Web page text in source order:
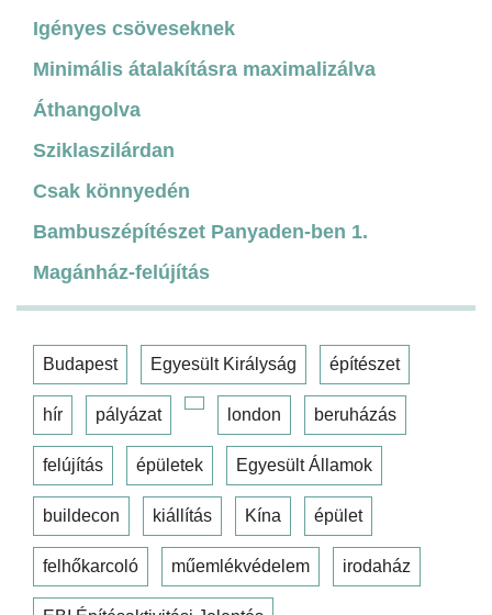
Igényes csöveseknek
Minimális átalakításra maximalizálva
Áthangolva
Sziklaszilárdan
Csak könnyedén
Bambuszépítészet Panyaden-ben 1.
Magánház-felújítás
Budapest Egyesült Királyság építészet
hír pályázat london beruházás
felújítás épületek Egyesült Államok
buildecon kiállítás Kína épület
felhőkarcoló műemlékvédelem irodaház